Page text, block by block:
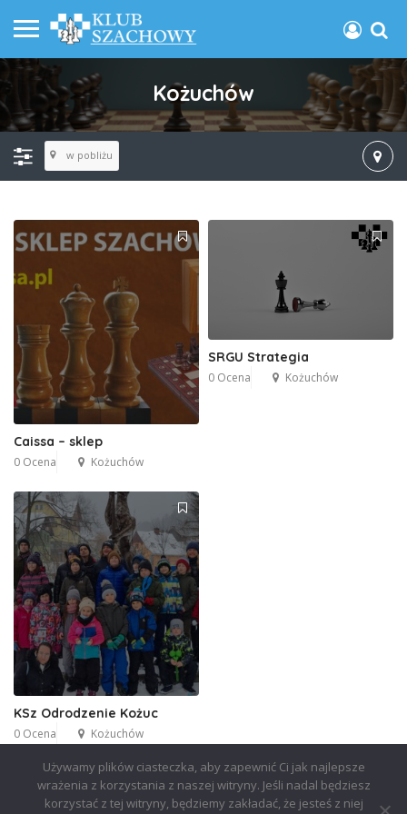
Kożuchów
w pobliżu
Caissa – sklep
0 Ocena Kożuchów
SRGU Strategia
0 Ocena Kożuchów
KSz Odrodzenie Kożuc
0 Ocena Kożuchów
Używamy plików ciasteczka, aby zapewnić Ci jak najlepsze
wrażenia z korzystania z naszej witryny. Jeśli nadal będziesz
korzystać z tej witryny, będziemy zakładać, że jesteś z niej